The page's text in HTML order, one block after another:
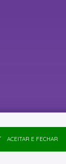
ACEITAR E FECHAR